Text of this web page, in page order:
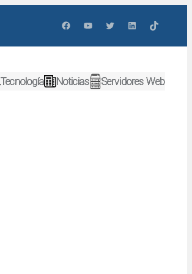
FacebookYouTubeTwitterLinkedInTikTok
Tecnología Noticias Servidores Web